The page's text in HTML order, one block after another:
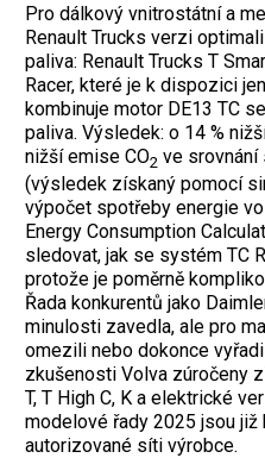
Pro dálkový vnitrostátní a
Renault Trucks verzi
paliva: Renault Trucks T
Racer, které je k dispozici
kombinuje motor DE13 TC
paliva. Výsledek: o 14 %
nižší emise CO2 ve srovnání
(výsledek získaný pomocí
výpočet spotřeby energie
Energy Consumption
sledovat, jak se systém TC
protože je poměrně
Řada konkurentů jako
minulosti zavedla, ale pro
omezili nebo dokonce
zkušenosti Volva zúročeny
T, T High C, K a elektrické
modelové řady 2025 jsou
autorizované síti výrobce.